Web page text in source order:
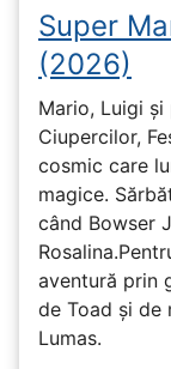
Super
(2026)
Mario, Luigi
Ciupercilor,
cosmic care
magice.
când Bowser
aventură prin
de Toad și de
Lumas.